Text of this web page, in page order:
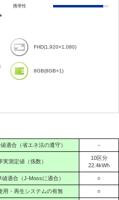
携帯性
FHD(1,920×1,080)
8GB(8GB×1)
適合（省エネ法の遵守） －
測定値（係数）
10区分
22.4kWh
適合（J-Mossに適合） ○
用・再生システムの有無 ○